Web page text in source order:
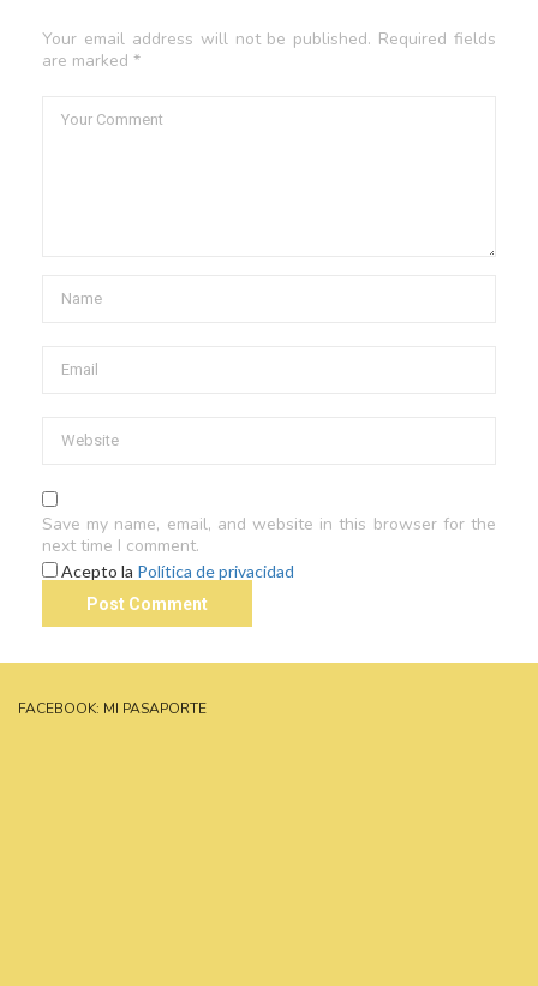
Your email address will not be published. Required fields
are marked *
Save my name, email, and website in this browser for the
next time I comment.
Acepto la Política de privacidad
FACEBOOK: MI PASAPORTE